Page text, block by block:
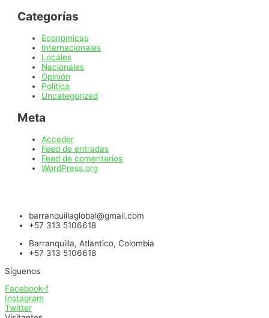
Categorías
Economicas
Internacionales
Locales
Nacionales
Opinión
Política
Uncategorized
Meta
Acceder
Feed de entradas
Feed de comentarios
WordPress.org
barranquillaglobal@gmail.com
+57 313 5106618
Barranquilla, Atlantico, Colombia
+57 313 5106618
Síguenos
Facebook-f
Instagram
Twitter